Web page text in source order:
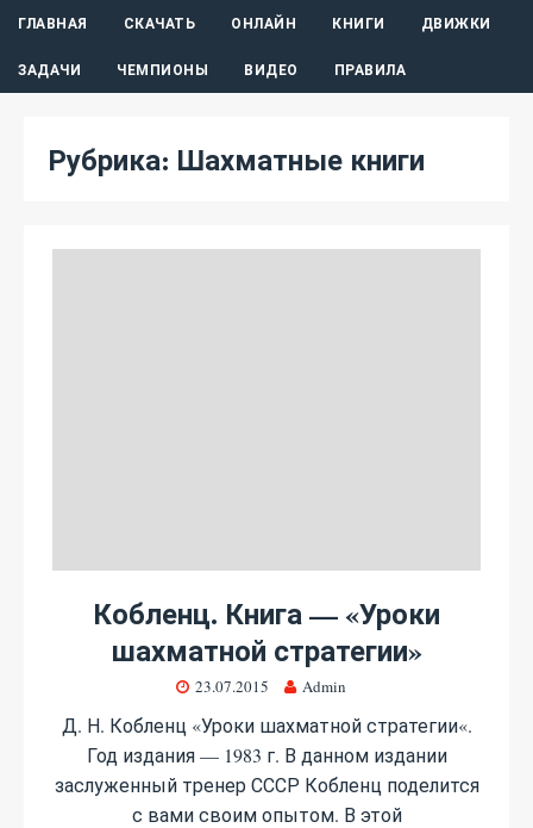
ГЛАВНАЯ СКАЧАТЬ ОНЛАЙН КНИГИ ДВИЖКИ
ЗАДАЧИ ЧЕМПИОНЫ ВИДЕО ПРАВИЛА
Рубрика: Шахматные книги
Кобленц. Книга — «Уроки
шахматной стратегии»
23.07.2015 Admin
Д. Н. Кобленц «Уроки шахматной стратегии«.
Год издания — 1983 г. В данном издании
заслуженный тренер СССР Кобленц поделится
с вами своим опытом. В этой